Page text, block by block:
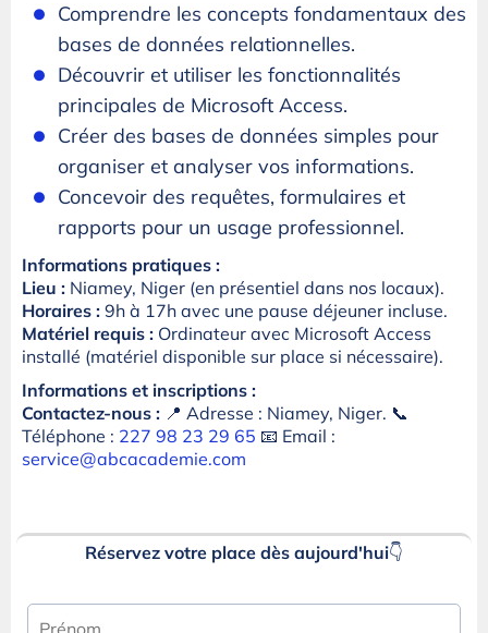
Comprendre les concepts fondamentaux des
bases de données relationnelles.
Découvrir et utiliser les fonctionnalités
principales de Microsoft Access.
Créer des bases de données simples pour
organiser et analyser vos informations.
Concevoir des requêtes, formulaires et
rapports pour un usage professionnel.
Informations pratiques :
Lieu : Niamey, Niger (en présentiel dans nos locaux).
Horaires : 9h à 17h avec une pause déjeuner incluse.
Matériel requis : Ordinateur avec Microsoft Access
installé (matériel disponible sur place si nécessaire).
Informations et inscriptions :
Contactez-nous : 📍 Adresse : Niamey, Niger. 📞
Téléphone : 227 98 23 29 65 📧 Email :
service@abcacademie.com
Réservez votre place dès aujourd'hui👇